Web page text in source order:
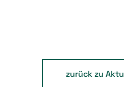
zurück zu